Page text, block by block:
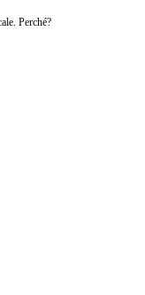
Perché?